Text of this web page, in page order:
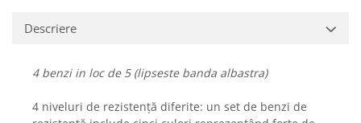
Purificatoare de aer
Bijuterii
Ceasuri dama
Descriere
4 benzi in loc de 5 (lipseste banda albastra)
4 niveluri de rezistență diferite: un set de benzi de